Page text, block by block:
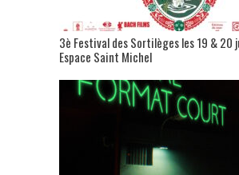
3è Festival des Sortilèges les 19 & 20
Espace Saint Michel